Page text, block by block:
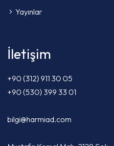
Yayınlar
İletişim
+90 (312) 911 30 05
+90 (530) 399 33 01
bilgi@harmiad.com